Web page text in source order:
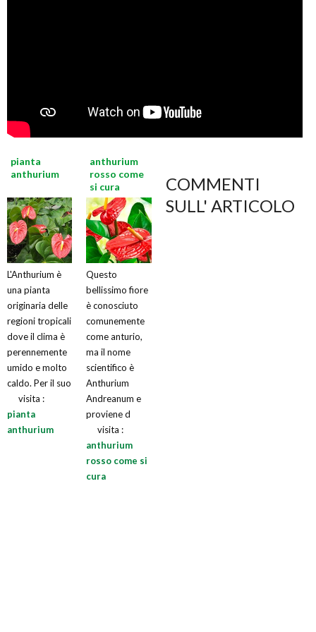
pianta
anthurium
L'Anthurium è
una pianta
originaria delle
regioni tropicali
dove il clima è
perennemente
umido e molto
caldo. Per il suo
visita :
pianta
anthurium
anthurium
rosso come
si cura
Questo
bellissimo fiore
è conosciuto
comunemente
come anturio,
ma il nome
scientifico è
Anthurium
Andreanum e
proviene d
visita :
anthurium
rosso come si
cura
COMMENTI
SULL' ARTICOLO